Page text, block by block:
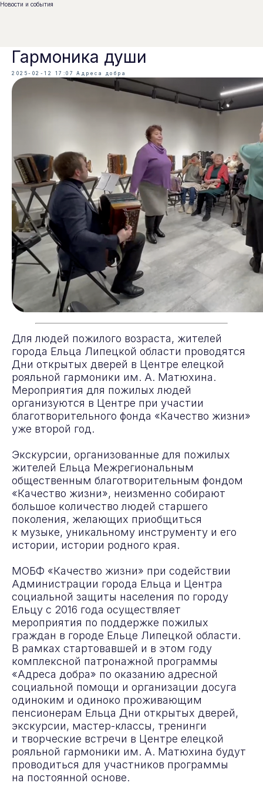
Новости и события
Гармоника души
2025-02-12 17:07 Адреса добра
Для людей пожилого возраста, жителей
города Ельца Липецкой области проводятся
Дни открытых дверей в Центре елецкой
рояльной гармоники им. А. Матюхина.
Мероприятия для пожилых людей
организуются в Центре при участии
благотворительного фонда «Качество жизни»
уже второй год.
Экскурсии, организованные для пожилых
жителей Ельца Межрегиональным
общественным благотворительным фондом
«Качество жизни», неизменно собирают
большое количество людей старшего
поколения, желающих приобщиться
к музыке, уникальному инструменту и его
истории, истории родного края.
МОБФ «Качество жизни» при содействии
Администрации города Ельца и Центра
социальной защиты населения по городу
Ельцу с 2016 года осуществляет
мероприятия по поддержке пожилых
граждан в городе Ельце Липецкой области.
В рамках стартовавшей и в этом году
комплексной патронажной программы
«Адреса добра» по оказанию адресной
социальной помощи и организации досуга
одиноким и одиноко проживающим
пенсионерам Ельца Дни открытых дверей,
экскурсии, мастер-классы, тренинги
и творческие встречи в Центре елецкой
рояльной гармоники им. А. Матюхина будут
проводиться для участников программы
на постоянной основе.
+7 (495) 545-08-43
Социальная инклюзия
info@qualityoflife.ru
Направления деятельности
Контакты
Подпишитесь на нашу рассылку.
В ней рассказываем о самых важных
новостях и активностях фонда
Подписаться